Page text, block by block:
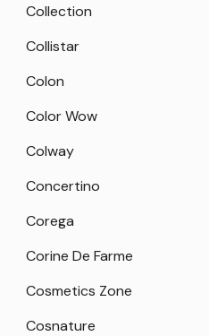
Collection
Collistar
Colon
Color Wow
Colway
Concertino
Corega
Corine De Farme
Cosmetics Zone
Cosnature